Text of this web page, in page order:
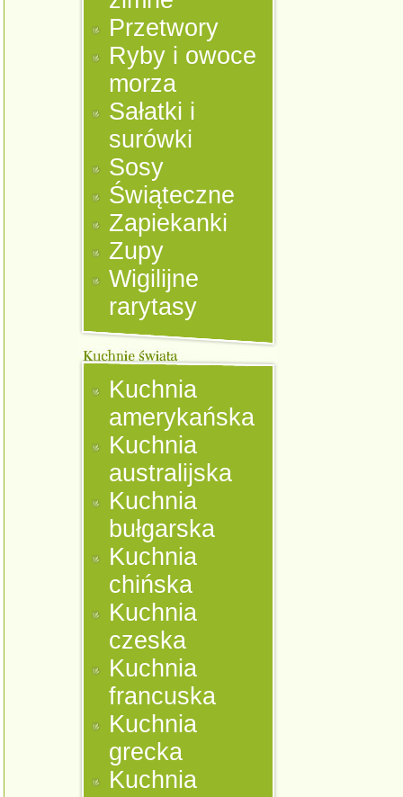
Przetwory
Ryby i owoce
morza
Sałatki i
surówki
Sosy
Świąteczne
Zapiekanki
Zupy
Wigilijne
rarytasy
Kuchnia
amerykańska
Kuchnia
australijska
Kuchnia
bułgarska
Kuchnia
chińska
Kuchnia
czeska
Kuchnia
francuska
Kuchnia
grecka
Kuchnia